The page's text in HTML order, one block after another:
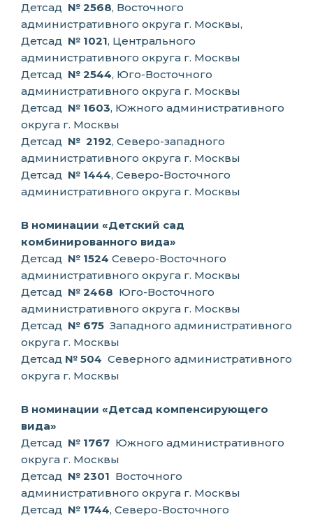
Детсад № 2568, Восточного
административного округа г. Москвы,
Детсад № 1021, Центрального
административного округа г. Москвы
Детсад № 2544, Юго-Восточного
административного округа г. Москвы
Детсад № 1603, Южного административного
округа г. Москвы
Детсад № 2192, Северо-западного
административного округа г. Москвы
Детсад № 1444, Северо-Восточного
административного округа г. Москвы
В номинации «Детский сад
комбинированного вида»
Детсад № 1524 Северо-Восточного
административного округа г. Москвы
Детсад № 2468 Юго-Восточного
административного округа г. Москвы
Детсад № 675 Западного административного
округа г. Москвы
Детсад № 504 Северного административного
округа г. Москвы
В номинации «Детсад компенсирующего
вида»
Детсад № 1767 Южного административного
округа г. Москвы
Детсад № 2301 Восточного
административного округа г. Москвы
Детсад № 1744, Северо-Восточного